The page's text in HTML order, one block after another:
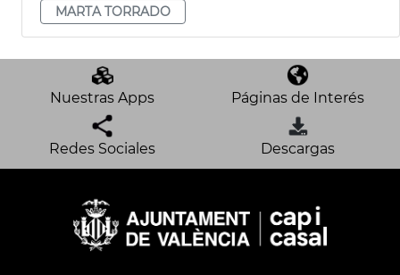
MARTA TORRADO
Nuestras Apps Páginas de Interés
Redes Sociales Descargas